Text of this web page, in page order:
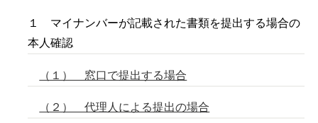
１ マイナンバーが記載された書類を提出する場合の
本人確認
（１） 窓口で提出する場合
（２） 代理人による提出の場合